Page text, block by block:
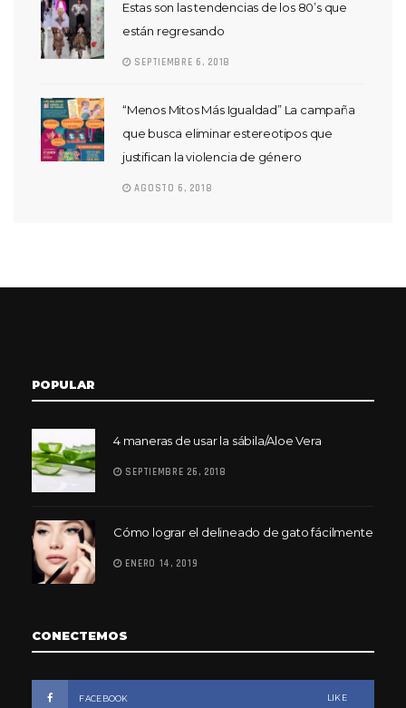
Estas son las tendencias de los 80’s que
están regresando
SEPTIEMBRE 6, 2018
“Menos Mitos Más Igualdad” La campaña
que busca eliminar estereotipos que
justifican la violencia de género
AGOSTO 6, 2018
POPULAR
4 maneras de usar la sábila/Aloe Vera
SEPTIEMBRE 26, 2018
Cómo lograr el delineado de gato fácilmente
ENERO 14, 2019
CONECTEMOS
FACEBOOK LIKE